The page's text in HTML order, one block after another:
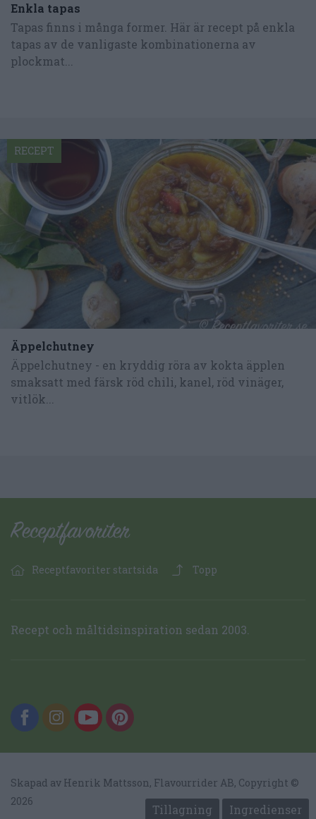
Tillagning Ingredienser
Enkla tapas
Tapas finns i många former. Här är recept på enkla
tapas av de vanligaste kombinationerna av
plockmat...
Äppelchutney
Äppelchutney - en kryddig röra av kokta äpplen
smaksatt med färsk röd chili, kanel, röd vinäger,
vitlök...
RECEPT
Receptfavoriter startsida Topp
Recept och måltidsinspiration sedan 2003.
Skapad av Henrik Mattsson, Flavourrider AB, Copyright ©
2026